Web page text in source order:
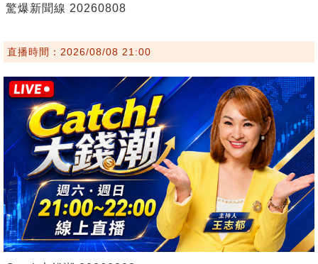
驚爆新聞線 20260808
直播時間：2026/08/08 21:00